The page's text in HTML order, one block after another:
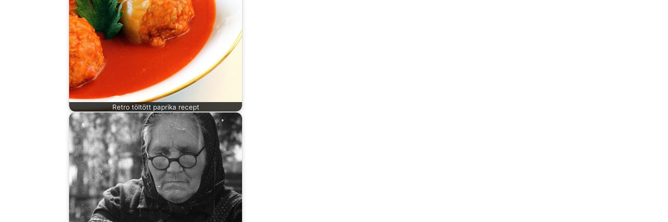
Retro töltött paprika recept